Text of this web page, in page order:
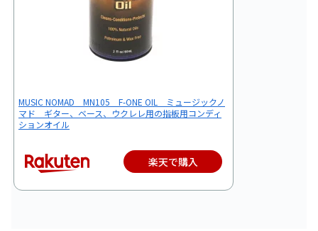
MUSIC NOMAD MN105 F-ONE OIL ミュージックノ
マド ギター、ベース、ウクレレ用の指板用コンディ
ションオイル
楽天で購入